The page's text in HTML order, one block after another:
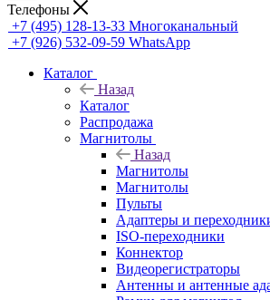
Телефоны
+7 (495) 128-13-33 Многоканальный
+7 (926) 532-09-59 WhatsApp
Каталог
Назад
Каталог
Распродажа
Магнитолы
Назад
Магнитолы
Магнитолы
Пульты
Адаптеры и
ISO-переходники
Коннектор
Видеорегистраторы
Антенны и антенные